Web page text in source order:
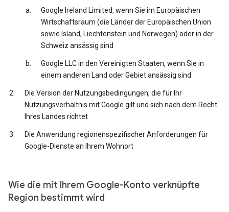
Google Ireland Limited, wenn Sie im Europäischen
Wirtschaftsraum (die Länder der Europäischen Union
sowie Island, Liechtenstein und Norwegen) oder in der
Schweiz ansässig sind
Google LLC in den Vereinigten Staaten, wenn Sie in
einem anderen Land oder Gebiet ansässig sind
Die Version der Nutzungsbedingungen, die für Ihr
Nutzungsverhältnis mit Google gilt und sich nach dem Recht
Ihres Landes richtet
Die Anwendung regionenspezifischer Anforderungen für
Google-Dienste an Ihrem Wohnort
Wie die mit Ihrem Google-Konto verknüpfte
Region bestimmt wird